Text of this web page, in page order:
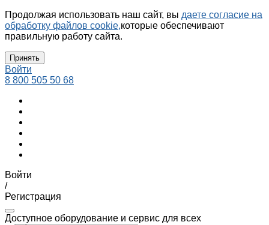
Продолжая использовать наш сайт, вы даете согласие на
обработку файлов cookie,которые обеспечивают
правильную работу сайта.
Принять
Войти
8 800 505 50 68
Войти
/
Регистрация
Доступное оборудование и сервис для всех